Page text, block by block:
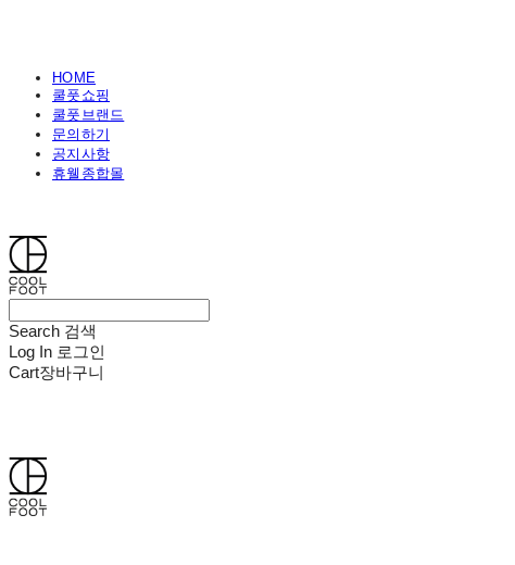
HOME
쿨풋쇼핑
쿨풋브랜드
문의하기
공지사항
휴웰종합몰
Search 검색
Log In 로그인
Cart장바구니